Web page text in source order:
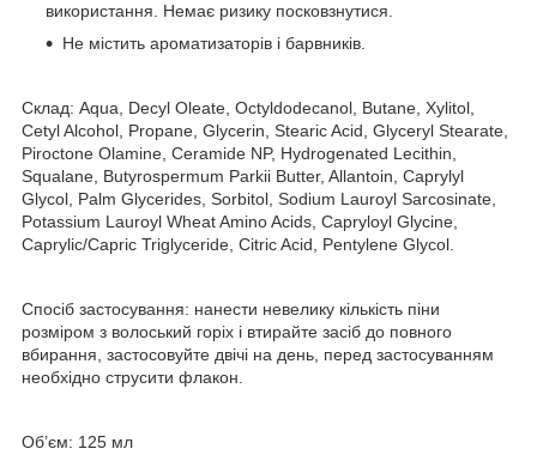
використання. Немає ризику посковзнутися.
Не містить ароматизаторів і барвників.
Склад: Aqua, Decyl Oleate, Octyldodecanol, Butane, Xylitol,
Cetyl Alcohol, Propane, Glycerin, Stearic Acid, Glyceryl Stearate,
Piroctone Olamine, Ceramide NP, Hydrogenated Lecithin,
Squalane, Butyrospermum Parkii Butter, Allantoin, Caprylyl
Glycol, Palm Glycerides, Sorbitol, Sodium Lauroyl Sarcosinate,
Potassium Lauroyl Wheat Amino Acids, Capryloyl Glycine,
Caprylic/Capric Triglyceride, Citric Acid, Pentylene Glycol.
Спосіб застосування: нанести невелику кількість піни
розміром з волоський горіх і втирайте засіб до повного
вбирання, застосовуйте двічі на день, перед застосуванням
необхідно струсити флакон.
Об’єм: 125 мл